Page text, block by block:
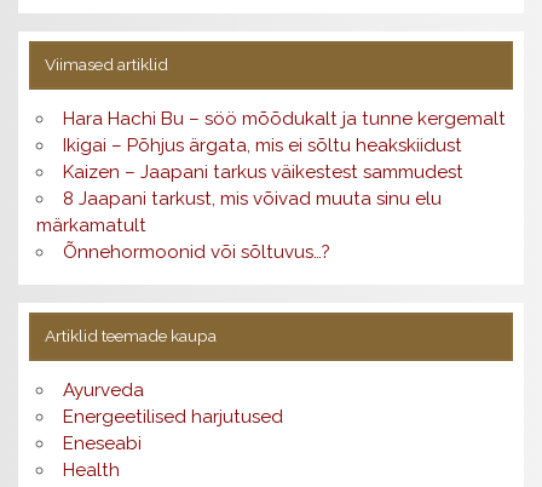
Viimased artiklid
Hara Hachi Bu – söö mõõdukalt ja tunne kergemalt
Ikigai – Põhjus ärgata, mis ei sõltu heakskiidust
Kaizen – Jaapani tarkus väikestest sammudest
8 Jaapani tarkust, mis võivad muuta sinu elu
märkamatult
Õnnehormoonid või sõltuvus…?
Artiklid teemade kaupa
Ayurveda
Energeetilised harjutused
Eneseabi
Health